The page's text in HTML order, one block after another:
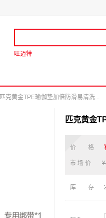
旺迈特
匹克黄金TPE瑜伽垫加倍防滑易清洗...
匹克黄金
价 格
市 场 价 ¥
库 存